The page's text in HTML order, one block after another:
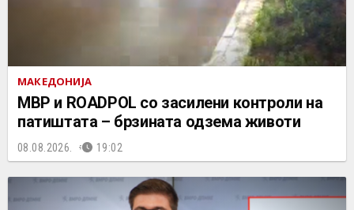
МАКЕДОНИЈА
МВР и ROADPOL со засилени контроли на
патиштата – брзината одзема животи
08.08.2026. 19:02